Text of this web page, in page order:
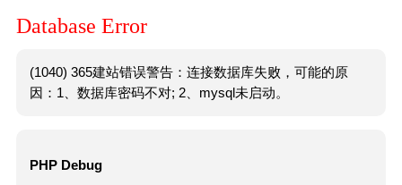
Database Error
(1040) 365建站错误警告：连接数据库失败，可能的原
因：1、数据库密码不对; 2、mysql未启动。
PHP Debug